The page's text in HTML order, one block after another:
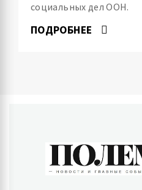
социальных дел ООН.
ПОДРОБНЕЕ